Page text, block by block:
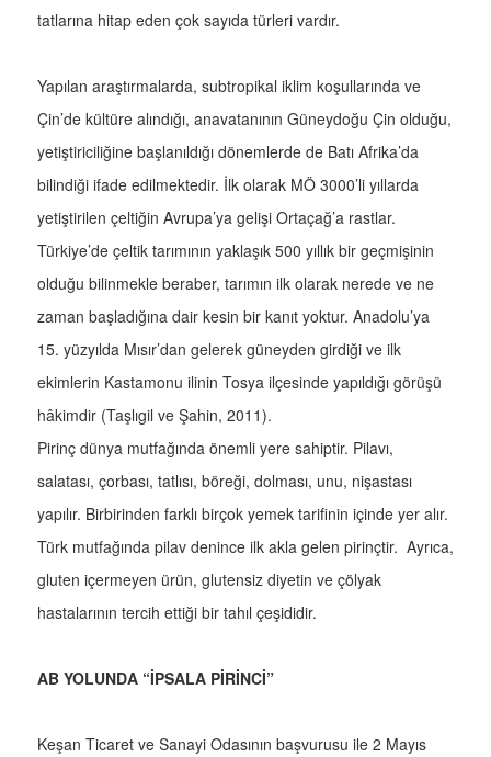
tatlarına hitap eden çok sayıda türleri vardır.
Yapılan araştırmalarda, subtropikal iklim koşullarında ve
Çin’de kültüre alındığı, anavatanının Güneydoğu Çin olduğu,
yetiştiriciliğine başlanıldığı dönemlerde de Batı Afrika’da
bilindiği ifade edilmektedir. İlk olarak MÖ 3000’li yıllarda
yetiştirilen çeltiğin Avrupa’ya gelişi Ortaçağ’a rastlar.
Türkiye’de çeltik tarımının yaklaşık 500 yıllık bir geçmişinin
olduğu bilinmekle beraber, tarımın ilk olarak nerede ve ne
zaman başladığına dair kesin bir kanıt yoktur. Anadolu’ya
15. yüzyılda Mısır’dan gelerek güneyden girdiği ve ilk
ekimlerin Kastamonu ilinin Tosya ilçesinde yapıldığı görüşü
hâkimdir (Taşlıgil ve Şahin, 2011).
Pirinç dünya mutfağında önemli yere sahiptir. Pilavı,
salatası, çorbası, tatlısı, böreği, dolması, unu, nişastası
yapılır. Birbirinden farklı birçok yemek tarifinin içinde yer alır.
Türk mutfağında pilav denince ilk akla gelen pirinçtir. Ayrıca,
gluten içermeyen ürün, glutensiz diyetin ve çölyak
hastalarının tercih ettiği bir tahıl çeşididir.
AB YOLUNDA “İPSALA PİRİNCİ”
Keşan Ticaret ve Sanayi Odasının başvurusu ile 2 Mayıs